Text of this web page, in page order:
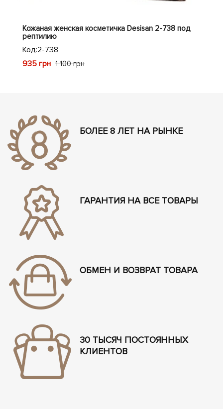
Кожаная женская косметичка Desisan 2-738 под
рептилию
Код:2-738
935 грн 1 100 грн
БОЛЕЕ 8 ЛЕТ НА РЫНКЕ
ГАРАНТИЯ НА ВСЕ ТОВАРЫ
ОБМЕН И ВОЗВРАТ ТОВАРА
30 ТЫСЯЧ ПОСТОЯННЫХ
КЛИЕНТОВ